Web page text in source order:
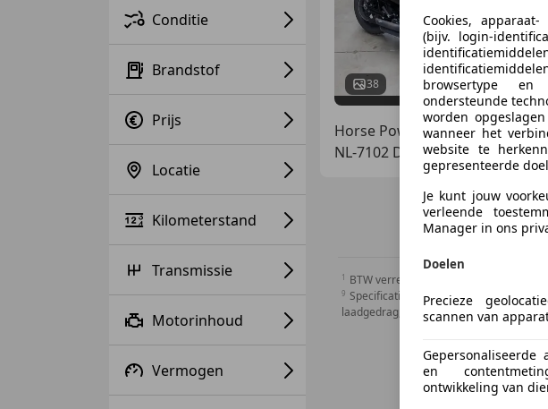
Conditie
Brandstof
Prijs
Locatie
Kilometerstand
Transmissie
Motorinhoud
Vermogen
38
Horse Power Factory MM
NL-7102 DX WINTERSWIJK
BTW verrekenbaar
Specificatie van de fabrikant voor
laadgedrag, kan de radius van occasies
Cookies,
(bijv. login-
browsertype en
ondersteunde
worden
wanneer het
website te
gepresenteerde
Je kunt jouw
verleende
Manager in ons
Doelen
Precieze
scannen van
en
ontwikkeling van